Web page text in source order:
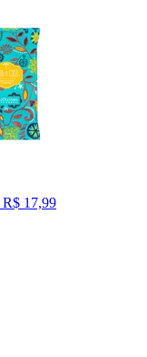
R$ 17,99